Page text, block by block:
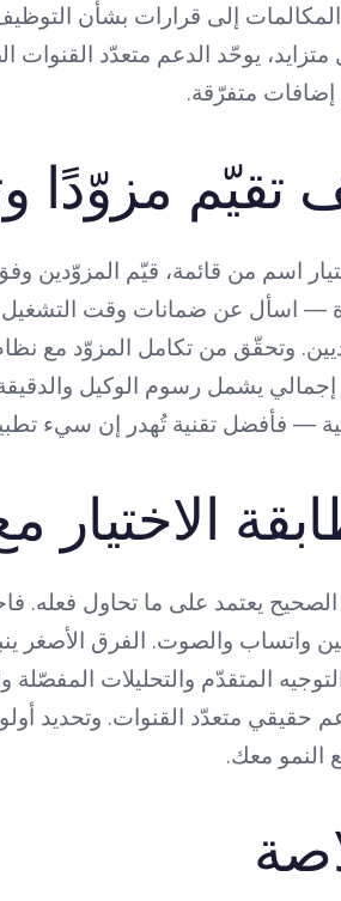
يوحّد الدعم متعدّد
متفرّقة.
تقيّم مزوّدًا
اسم من قائمة، قيّم المزوّدين
— اسأل عن ضمانات وقت التشغيل
يشمل رسوم الوكيل والدقيقة
— فأفضل تقنية تُهدر إن سيء
الاختيار
الصحيح يعتمد على ما تحاول فعله.
واتساب والصوت. الفرق الأصغر
المتقدّم والتحليلات
حقيقي متعدّد القنوات. وتحديد
النمو معك.